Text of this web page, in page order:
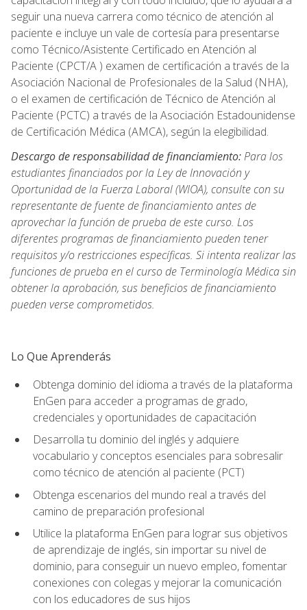
seguir una nueva carrera como técnico de atención al
paciente e incluye un vale de cortesía para presentarse
como Técnico/Asistente Certificado en Atención al
Paciente (CPCT/A ) examen de certificación a través de la
Asociación Nacional de Profesionales de la Salud (NHA),
o el examen de certificación de Técnico de Atención al
Paciente (PCTC) a través de la Asociación Estadounidense
de Certificación Médica (AMCA), según la elegibilidad.
Descargo de responsabilidad de financiamiento:Para los
estudiantes financiados por la Ley de Innovación y
Oportunidad de la Fuerza Laboral (WIOA), consulte con su
representante de fuente de financiamiento antes de
aprovechar la función de prueba de este curso. Los
diferentes programas de financiamiento pueden tener
requisitos y/o restricciones específicas. Si intenta realizar las
funciones de prueba en el curso de Terminología Médica sin
obtener la aprobación, sus beneficios de financiamiento
pueden verse comprometidos.
Lo Que Aprenderás
Obtenga dominio del idioma a través de la plataforma
EnGen para acceder a programas de grado,
credenciales y oportunidades de capacitación
Desarrolla tu dominio del inglés y adquiere
vocabulario y conceptos esenciales para sobresalir
como técnico de atención al paciente (PCT)
Obtenga escenarios del mundo real a través del
camino de preparación profesional
Utilice la plataforma EnGen para lograr sus objetivos
de aprendizaje de inglés, sin importar su nivel de
dominio, para conseguir un nuevo empleo, fomentar
conexiones con colegas y mejorar la comunicación
con los educadores de sus hijos